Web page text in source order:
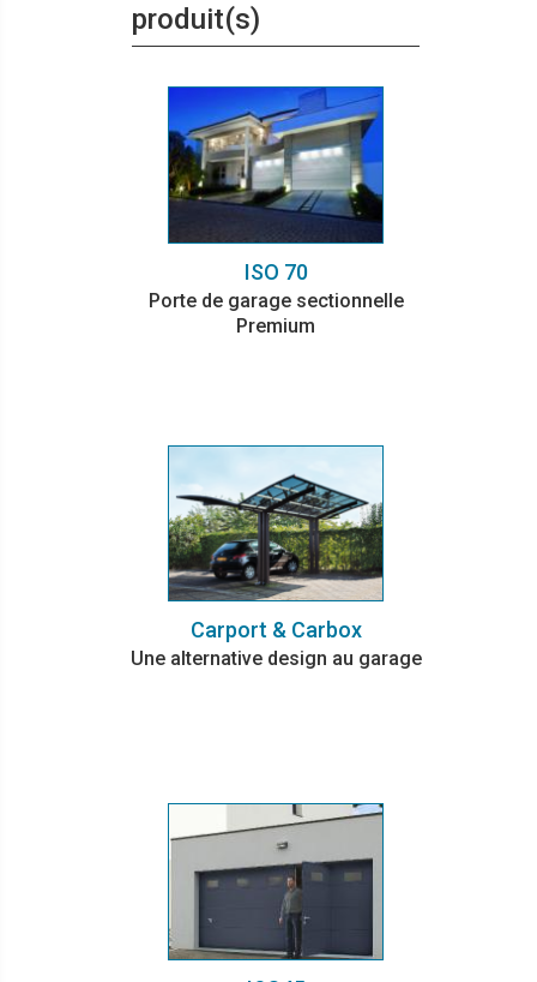
produit(s)
ISO 70
Porte de garage sectionnelle
Premium
Carport & Carbox
Une alternative design au garage